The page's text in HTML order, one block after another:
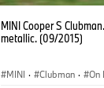
MINI Cooper S
metallic. (09/2015)
MINI · Clubman · On